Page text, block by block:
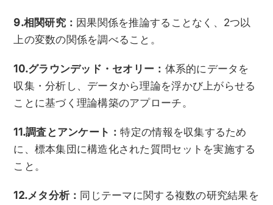
9.相関研究： 因果関係を推論することなく、2つ以
上の変数の関係を調べること。
10.グラウンデッド・セオリー： 体系的にデータを
収集・分析し、データから理論を浮かび上がらせる
ことに基づく理論構築のアプローチ。
11.調査とアンケート：特定の情報を収集するため
に、標本集団に構造化された質問セットを実施する
こと。
12.メタ分析： 同じテーマに関する複数の研究結果を